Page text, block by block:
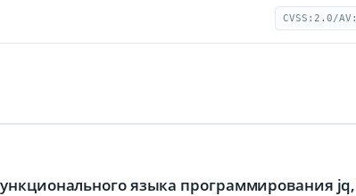
CVSS:2.0/
языка программирования